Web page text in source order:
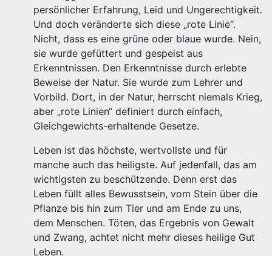
persönlicher Erfahrung, Leid und Ungerechtigkeit.
Und doch veränderte sich diese „rote Linie“.
Nicht, dass es eine grüne oder blaue wurde. Nein,
sie wurde gefüttert und gespeist aus
Erkenntnissen. Den Erkenntnisse durch erlebte
Beweise der Natur. Sie wurde zum Lehrer und
Vorbild. Dort, in der Natur, herrscht niemals Krieg,
aber „rote Linien“ definiert durch einfach,
Gleichgewichts-erhaltende Gesetze.
Leben ist das höchste, wertvollste und für
manche auch das heiligste. Auf jedenfall, das am
wichtigsten zu beschützende. Denn erst das
Leben füllt alles Bewusstsein, vom Stein über die
Pflanze bis hin zum Tier und am Ende zu uns,
dem Menschen. Töten, das Ergebnis von Gewalt
und Zwang, achtet nicht mehr dieses heilige Gut
Leben.